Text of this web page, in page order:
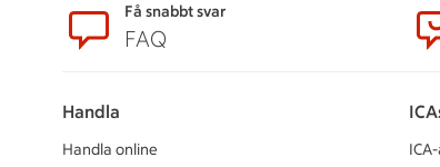
SidfotFå snabbt svar
FAQ
Handla
Handla online